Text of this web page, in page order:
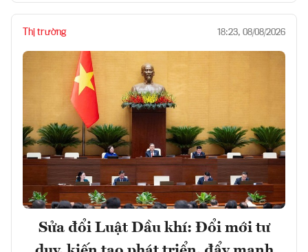
Thị trường 18:23, 08/08/2026
Sửa đổi Luật Dầu khí: Đổi mới tư